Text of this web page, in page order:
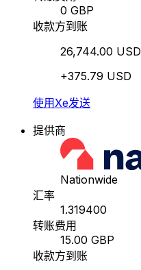
0 GBP
收款方到账
26,744.00 USD
+375.79 USD
使用Xe发送
提供商
Nationwide
汇率
1.319400
转账费用
15.00 GBP
收款方到账